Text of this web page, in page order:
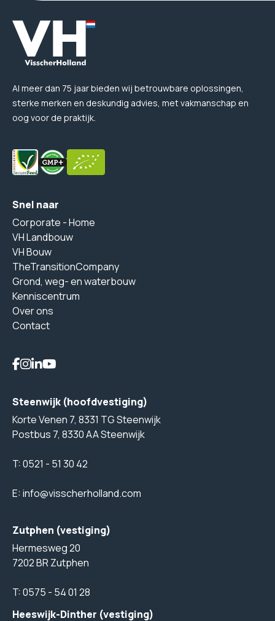
Al meer dan 75 jaar bieden wij betrouwbare oplossingen,
sterke merken en deskundig advies, met vakmanschap en
oog voor de praktijk.
Snel naar
Corporate - Home
VH Landbouw
VH Bouw
TheTransitionCompany
Grond, weg- en waterbouw
Kenniscentrum
Over ons
Contact
Steenwijk (hoofdvestiging)
Korte Venen 7, 8331 TG Steenwijk
Postbus 7, 8330 AA Steenwijk
T:0521 - 51 30 42
E:info@visscherholland.com
Zutphen (vestiging)
Hermesweg 20
7202 BR Zutphen
T:0575 - 54 01 28
Heeswijk-Dinther (vestiging)